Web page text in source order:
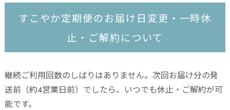
すこやか定期便のお届け日変更・一時休
止・ご解約について
継続ご利用回数のしばりはありません。次回お届け分の発
送前（約4営業日前）でしたら、いつでも休止・ご解約が可
能です。